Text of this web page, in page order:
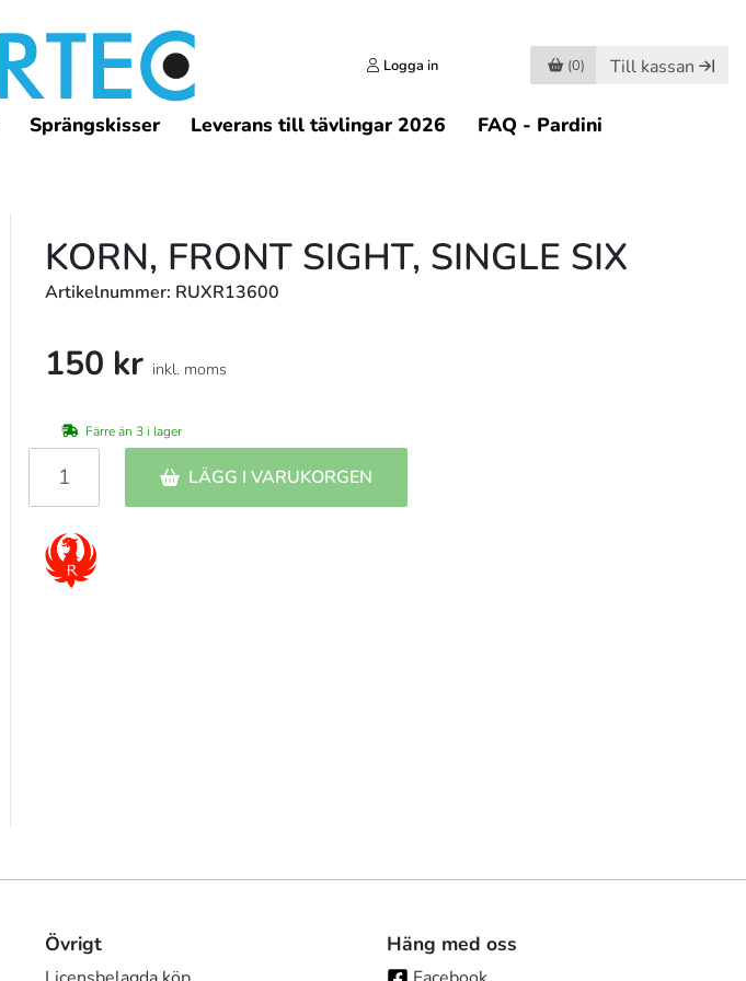
Logga in (0) Till kassan
Sprängskisser Leverans till tävlingar 2026 FAQ - Pardini
KORN, FRONT SIGHT, SINGLE SIX
Artikelnummer: RUXR13600
150 kr inkl. moms
Färre än 3 i lager
LÄGG I VARUKORGEN
Övrigt Häng med oss